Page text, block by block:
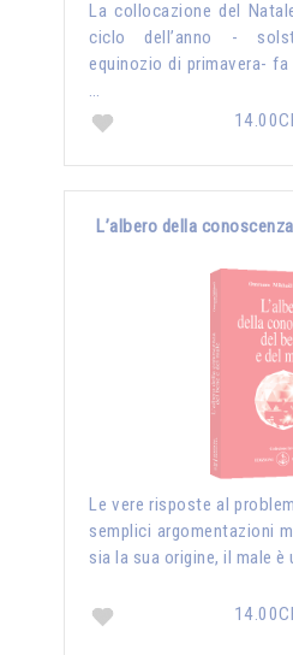
La collocazione del
ciclo dell’anno -
equinozio di primavera-
…
L’albero della
Le vere risposte al
semplici argomentazioni
sia la sua origine, il male è